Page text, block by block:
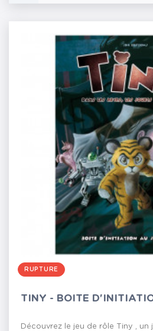
RUPTURE
TINY - BOITE
Découvrez le jeu de rôle Tiny ,